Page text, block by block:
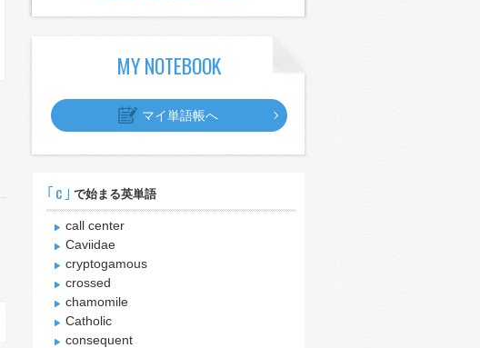
MY NOTEBOOK
マイ単語帳へ
｢c｣ で始まる英単語
call center
Caviidae
cryptogamous
crossed
chamomile
Catholic
consequent